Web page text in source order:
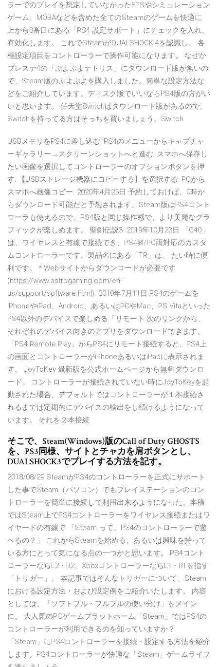
ラーでのプレイを想定していなかったFPSやシミュレーション
ゲーム、MOBAなどを含めた全てのSteamのゲームを快適に
上から3番目にある「PS4 設定サポート」にチェックを入れ、
有効化します。 これでSteamがDUALSHOCK 4を認識し、 各
種設定項目をコントローラーで操作可能になります。 なぜか
プレステ4の「ぷよぷよテトリス」にダウンロード版が無いの
で、Steam版のぷよぷよを購入しました。簡単な設定方法な
どをご紹介しています。ディスク版でいいならPS4版の方がい
いと思います。 任天堂Switchはダウンロード版があるので、
Switchを持ってる方はそっちを買いましょう。Switch
USBメモリをPS4に差し込む; PS4のメニューからキャプチャ
ーギャラリー→スクリーンショットへと進む; スマホへ保存し
たい画像を選択してコントローラーのオプションボタンを押
す; 【USBストレージ機器にコピーする】を選択する; PCから
スマホへ画像コピー. 2020年4月25日 予約しておけば、0時か
らダウンロード可能だと予想されます。Steam版はPS4コント
ローラも使えるので、PS4版と同じ操作感で、より美麗なグラ
フィックが楽しめます。 聖剣伝説3 2019年10月23日 「C40」
は、ワイヤレスと有線で接続でき、PS4®/PC両対応のカスタ
ムコントローラーです。製品名にある「TR」は、 たい時に便
利です。 * Webサイトからダウンロードが必要です
(https://www.astrogaming.com/en-
us/support/software.html). 2019年7月11日 PS4のゲームを
iPhoneやiPad、Android、あるいはPCやMac、PS Vitaといった
PS4以外のデバイスで楽しめる「リモート 次のリンクから、
それぞれのデバイス向きのアプリをダウンロードできます。
「PS4 Remote Play」からPS4にリモート接続すると、PS4上
の画面とコントローラーがiPhoneあるいはiPadに表示されま
す。 JoyToKey 最新版を公式ホームページから無料ダウンロ
ード。 コントローラーが接続されていない時にJoyToKeyを起
動された場合、デフォルトではコントローラーが１本接続さ
れるまでは定期的にデバイスの検出をし続けるようになって
います。 それを２本接続
そこで、Steam(Windows)版のCall of Duty GHOSTS
を、PS3同様、サイトとチャカを肩ボタンとし、
DUALSHOCK3でプレイする方法を記す。
2018/08/29 SteamがPS4のコントローラーを正式にサポート
した事でSteam（パソコン）でもプレイステーションのコン
トローラーを簡単に接続して利用出来るようになった。本稿
ではSteam上でPS4コントローラーをワイヤレス接続またはワ
イヤードの有線で 「Steam って、PS4のコントローラーで遊
べるの？」 これからSteamを始める、あるいは興味を持って
いる方にとって気になる点の一つかと思います。 PS4コント
ローラーならL2・R2、XboxコントローラーならLT・RTを指す
「トリガー」。 本記事ではそんなトリガーについて、Steam
における設定方法・および設定例をご紹介いたします。 内容
としては、「ソフトプル・フルプルの使い分け」をメイン
に。 大人気のPCゲームプラットホーム「Steam」ではPS4の
コントローラーが利用できるのを知っていますか？
「Steam」にPS4コントローラーを接続・設定する方法を紹介
します。PS4コントローラーが快適な「Steam」ゲームライフ